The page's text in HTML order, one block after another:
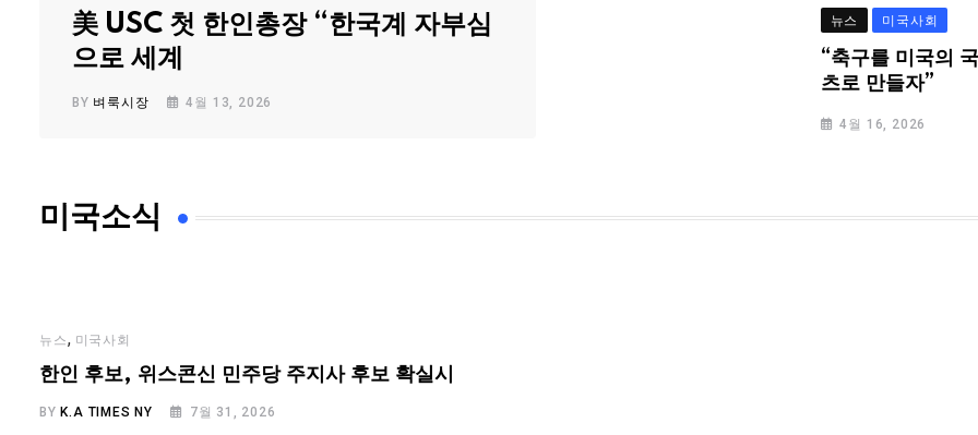
美 USC 첫 한인총장 “한국계 자부심
으로 세계
BY 벼룩시장 4월 13, 2026
뉴스 미국사회
“축구를 미국의
츠로 만들자”
4월 16, 2026
미국소식
뉴스, 미국사회
한인 후보, 위스콘신 민주당 주지사 후보 확실시
BY K.A TIMES NY 7월 31, 2026